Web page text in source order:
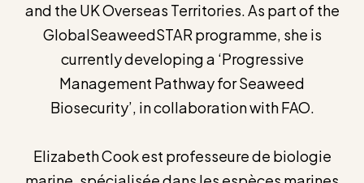
and the UK Overseas Territories. As part of the
GlobalSeaweedSTAR programme, she is
currently developing a ‘Progressive
Management Pathway for Seaweed
Biosecurity’, in collaboration with FAO.
Elizabeth Cook est professeure de biologie